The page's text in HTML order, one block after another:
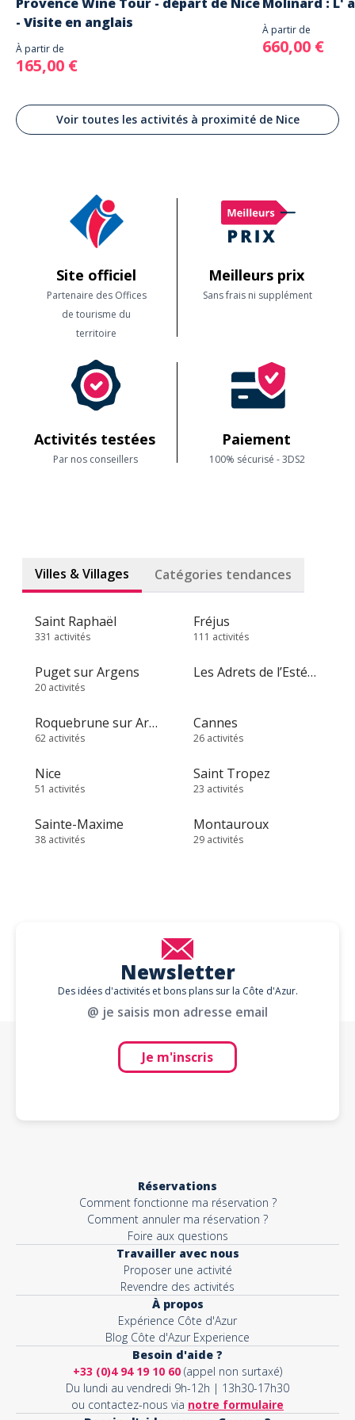
- Visite en anglais
À partir de
165,00 €
À partir de
660,00 €
Voir toutes les activités à proximité de Nice
Site officiel
Partenaire des Offices
de tourisme du
territoire
Meilleurs prix
Sans frais ni supplément
Activités testées
Par nos conseillers
Paiement
100% sécurisé - 3DS2
Villes & Villages Catégories tendances
Saint Raphaël
331 activités
Fréjus
111 activités
Puget sur Argens
20 activités
Les Adrets de l’Estérel
Roquebrune sur Argens
62 activités
Cannes
26 activités
Nice
51 activités
Saint Tropez
23 activités
Sainte-Maxime
38 activités
Montauroux
29 activités
Newsletter
Des idées d'activités et bons plans sur la Côte d'Azur.
@ je saisis mon adresse email
Je m'inscris
Réservations
Comment fonctionne ma réservation ?
Comment annuler ma réservation ?
Foire aux questions
Travailler avec nous
Proposer une activité
Revendre des activités
À propos
Expérience Côte d'Azur
Blog Côte d'Azur Experience
Besoin d'aide ?
+33 (0)4 94 19 10 60 (appel non surtaxé)
Du lundi au vendredi 9h-12h | 13h30-17h30
ou contactez-nous via notre formulaire